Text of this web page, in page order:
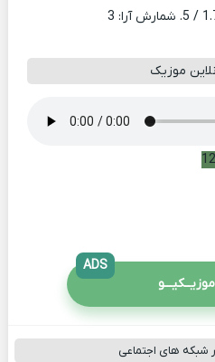
/ 5. شمارش آرا: 3
موزیک
ADS
شبکه های اجتماعی